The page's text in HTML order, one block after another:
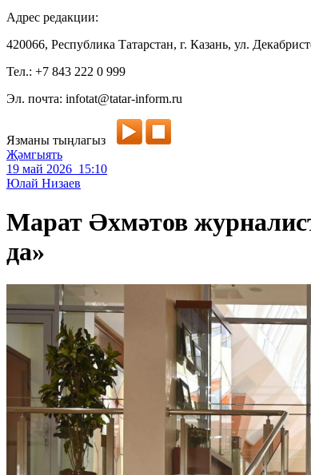
Адрес редакции:
420066, Республика Татарстан, г. Казань, ул.
Тел.: +7 843 222 0 999
Эл. почта: infotat@tatar-inform.ru
Язманы тыңлагыз
Җәмгыять
19 май 2026 15:10
Юлай Низаев
Марат Әхмәтов
да»